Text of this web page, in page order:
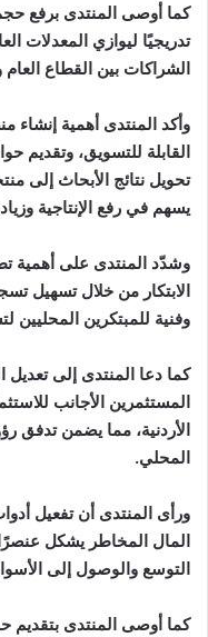
كما أوصى المنتدى برفع
تدريجيًا ليوازي المعدلات
الشراكات بين القطاع
وأكد المنتدى أهمية إنشاء
القابلة للتسويق، وتقديم
تحويل نتائج الأبحاث إلى
يسهم في رفع الإنتاجية
وشدّد المنتدى على أهمية
الابتكار من خلال تسهيل
وفنية للمبتكرين المحليين
كما دعا المنتدى إلى تعديل
المستثمرين الأجانب
الأردنية، مما يضمن تدفق
المحلي.
ورأى المنتدى أن تفعيل
المال المخاطر يشكل
التوسع والوصول إلى
كما أوصى المنتدى بتقديم